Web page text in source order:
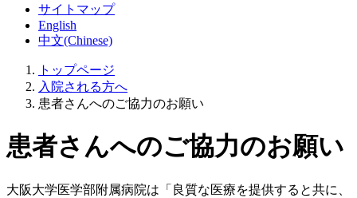
サイトマップ
English
中文(Chinese)
トップページ
入院される方へ
患者さんへのご協力のお願い
患者さんへのご協力のお願い
大阪大学医学部附属病院は「良質な医療を提供すると共に、